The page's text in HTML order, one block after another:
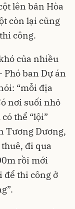
lên bản Hòa
còn lại cũng
công.
của nhiều
ban Dự án
“mỗi địa
nơi suối nhỏ
thể “lội”
Tương Dương,
đi qua
rồi mới
để thi công ở